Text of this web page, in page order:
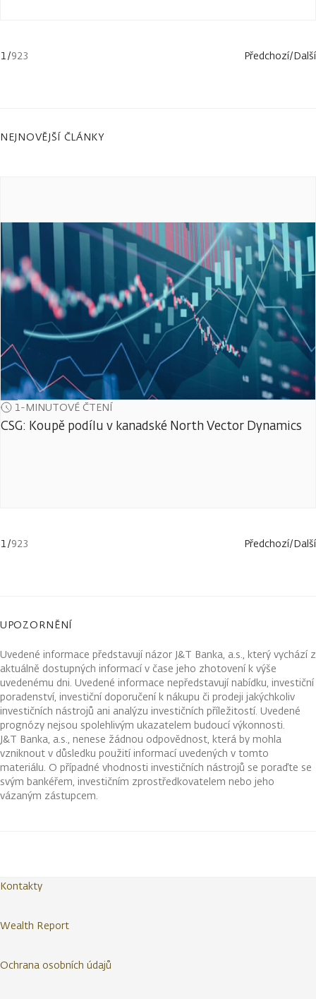
1/923 Předchozí/Další
NEJNOVĚJŠÍ ČLÁNKY
1-MINUTOVÉ ČTENÍ
CSG: Koupě podílu v kanadské North Vector Dynamics
1/923 Předchozí/Další
UPOZORNĚNÍ
Uvedené informace představují názor J&T Banka, a.s., který vychází z
aktuálně dostupných informací v čase jeho zhotovení k výše
uvedenému dni. Uvedené informace nepředstavují nabídku, investiční
poradenství, investiční doporučení k nákupu či prodeji jakýchkoliv
investičních nástrojů ani analýzu investičních příležitostí. Uvedené
prognózy nejsou spolehlivým ukazatelem budoucí výkonnosti.
J&T Banka, a.s., nenese žádnou odpovědnost, která by mohla
vzniknout v důsledku použití informací uvedených v tomto
materiálu. O případné vhodnosti investičních nástrojů se poraďte se
svým bankéřem, investičním zprostředkovatelem nebo jeho
vázaným zástupcem.
Kontakty
Wealth Report
Ochrana osobních údajů